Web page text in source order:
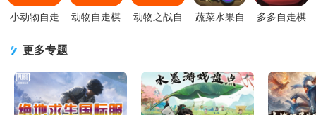
小动物自走
安卓手机最
动物自走棋
动物之战自
机版
蔬菜水果自
多多自走棋
版
更多专题